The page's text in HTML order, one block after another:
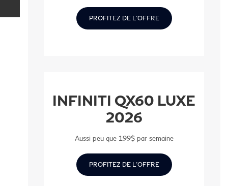
PROFITEZ DE L'OFFRE
INFINITI QX60 LUXE
2026
Aussi peu que 199$ par semaine
PROFITEZ DE L'OFFRE